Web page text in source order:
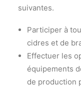
suivantes.
Participer à
cidres et de
Effectuer les
équipements
de production